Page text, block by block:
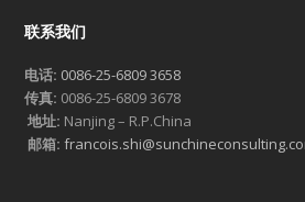
联系我们
电话: 0086-25-6809 3658
传真: 0086-25-6809 3678
地址: Nanjing – R.P.China
邮箱: